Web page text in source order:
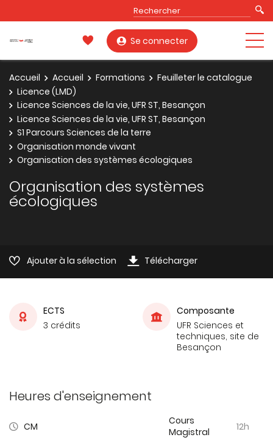
Se connecter
Accueil Accueil Formations
Feuilleter le catalogue
Licence (LMD)
Licence Sciences de la vie, UFR ST, Besançon
Licence Sciences de la vie, UFR ST, Besançon
S1 Parcours Sciences de la terre
Organisation monde vivant
Organisation des systèmes écologiques
Organisation des systèmes
écologiques
Ajouter à la sélection Télécharger
ECTS
3 crédits
Composante
UFR Sciences et
techniques, site de
Besançon
Heures d'enseignement
CM
Cours
Magistral
12h